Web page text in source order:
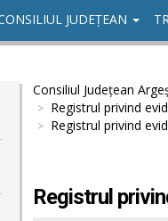
JUDEȚEAN
Consiliul Județean
Registrul privind
Registrul privind
Registrul